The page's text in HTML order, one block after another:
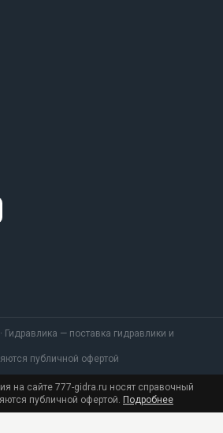
— поставка гидравлики и
публичной офертой
на сайте 777-gidra.ru носят справочный
публичной офертой. Подробнее